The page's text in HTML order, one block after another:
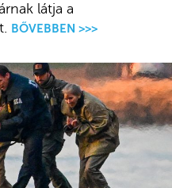
látja a
BŐVEBBEN >>>